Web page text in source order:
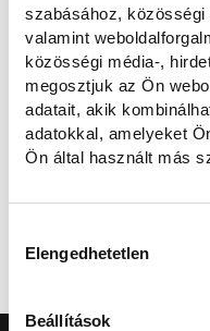
szabásához,
valamint
közösségi média-,
megosztjuk az Ön
adatait, akik
adatokkal, amelyeket
Ön által használt más
kiválasztása
Elengedhetetlen
Beállítások
Elolvastam és hozzájárulok a
Adatvédelmi nyilatkozatban
Szeretnék feliratkozni a